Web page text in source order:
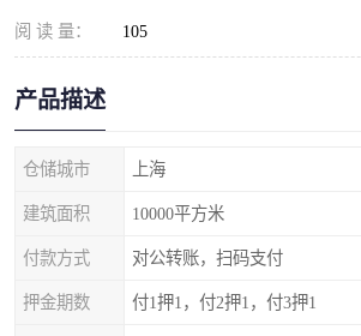
阅 读 量： 105
产品描述
仓储城市 上海
建筑面积 10000平方米
付款方式 对公转账，扫码支付
押金期数 付1押1，付2押1，付3押1